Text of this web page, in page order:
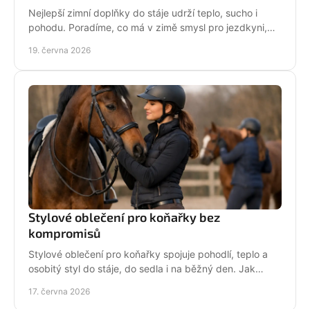
Nejlepší zimní doplňky do stáje udrží teplo, sucho i
pohodu. Poradíme, co má v zimě smysl pro jezdkyni,
19. června 2026
Stylové oblečení pro koňařky bez
kompromisů
Stylové oblečení pro koňařky spojuje pohodlí, teplo a
osobitý styl do stáje, do sedla i na běžný den. Jak
17. června 2026